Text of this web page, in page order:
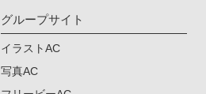
グループサイト
イラストAC
写真AC